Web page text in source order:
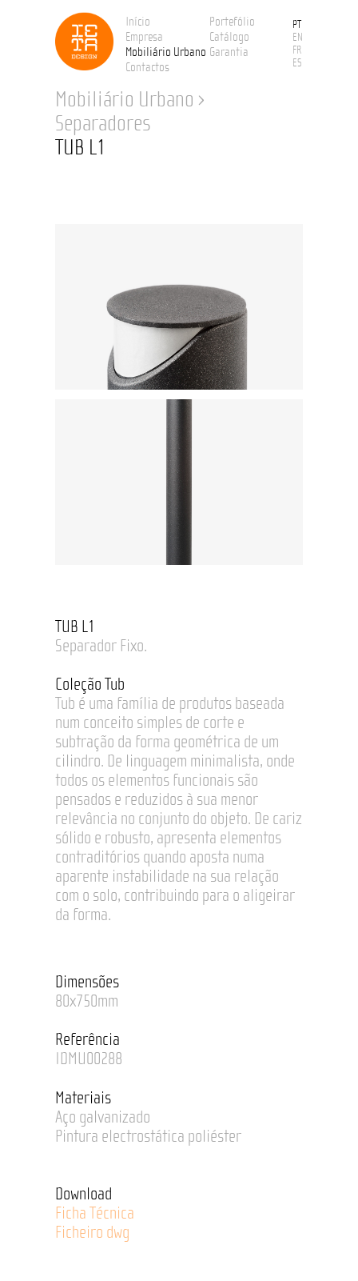
Início
Portefólio
Empresa
Catálogo
Mobiliário Urbano Garantia
Contactos
Mobiliário Urbano ›
Separadores
TUB L1
PT
EN
FR
ES
TUB L1
Separador Fixo.
Coleção Tub
Tub é uma família de produtos baseada
num conceito simples de corte e
subtração da forma geométrica de um
cilindro. De linguagem minimalista, onde
todos os elementos funcionais são
pensados e reduzidos à sua menor
relevância no conjunto do objeto. De cariz
sólido e robusto, apresenta elementos
contraditórios quando aposta numa
aparente instabilidade na sua relação
com o solo, contribuindo para o aligeirar
da forma.
Dimensões
80x750mm
Referência
IDMU00288
Materiais
Aço galvanizado
Pintura electrostática poliéster
Download
Ficha Técnica
Ficheiro dwg